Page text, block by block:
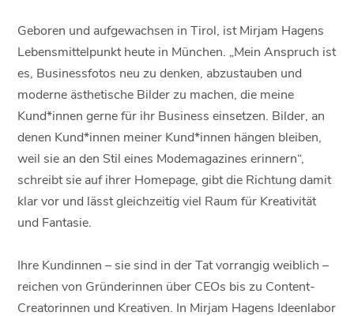
Geboren und aufgewachsen in Tirol, ist Mirjam Hagens
Lebensmittelpunkt heute in München. „Mein Anspruch ist
es, Businessfotos neu zu denken, abzustauben und
moderne ästhetische Bilder zu machen, die meine
Kund*innen gerne für ihr Business einsetzen. Bilder, an
denen Kund*innen meiner Kund*innen hängen bleiben,
weil sie an den Stil eines Modemagazines erinnern“,
schreibt sie auf ihrer Homepage, gibt die Richtung damit
klar vor und lässt gleichzeitig viel Raum für Kreativität
und Fantasie.
Ihre Kundinnen – sie sind in der Tat vorrangig weiblich –
reichen von Gründerinnen über CEOs bis zu Content-
Creatorinnen und Kreativen. In Mirjam Hagens Ideenlabor